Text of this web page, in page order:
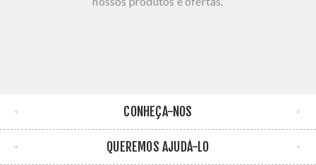
CONHEÇA-NOS
QUEREMOS AJUDÁ-LO